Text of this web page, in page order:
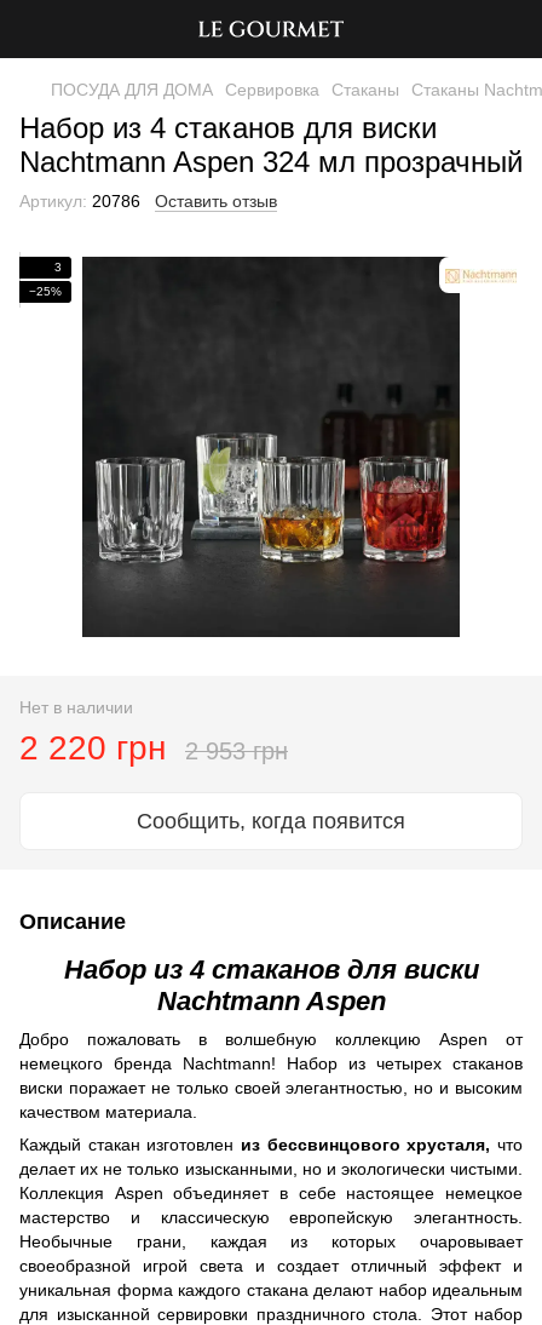
ПОСУДА ДЛЯ ДОМА Сервировка Стаканы Стаканы
Набор из 4 стаканов для виски
Nachtmann Aspen 324 мл прозрачный
Артикул: 20786 Оставить отзыв
3
−25%
Нет в наличии
2 220 грн 2 953 грн
Сообщить, когда появится
Описание
Набор из 4 стаканов для виски
Nachtmann Aspen
Добро пожаловать в волшебную коллекцию Aspen от
немецкого бренда Nachtmann! Набор из четырех стаканов
виски поражает не только своей элегантностью, но и высоким
качеством материала.
Каждый стакан изготовлен из бессвинцового хрусталя, что
делает их не только изысканными, но и экологически чистыми.
Коллекция Aspen объединяет в себе настоящее немецкое
мастерство и классическую европейскую элегантность.
Необычные грани, каждая из которых очаровывает
своеобразной игрой света и создает отличный эффект и
уникальная форма каждого стакана делают набор идеальным
для изысканной сервировки праздничного стола. Этот набор